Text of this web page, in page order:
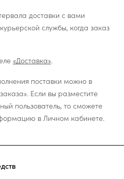
доставки с вами
службы, когда заказ
«Доставка».
поставки можно в
Если вы разместите
пользователь, то сможете
в Личном кабинете.